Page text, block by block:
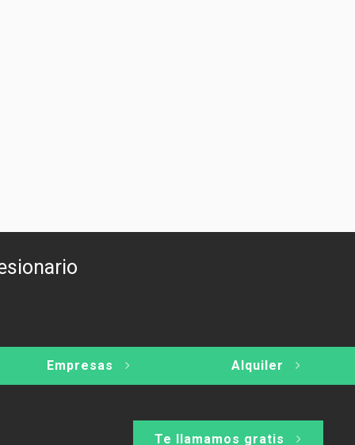
Empresas Alquiler
Te llamamos gratis